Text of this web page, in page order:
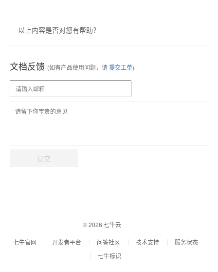
以上内容是否对您有帮助？
文档反馈 (如有产品使用问题，请提交工单)
提交
© 2026 七牛云
七牛官网 开发者平台 问答社区 技术支持
服务状态
七牛标识